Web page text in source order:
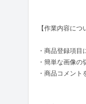
【作業内容につ
・商品登録項目
・簡単な画像の
・商品コメント